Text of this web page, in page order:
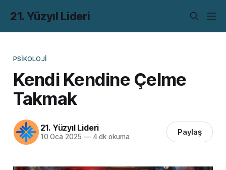
21. Yüzyıl Lideri
PSIKOLOJI
Kendi Kendine Çelme
Takmak
21. Yüzyıl Lideri
10 Oca 2025 —4 dk okuma Paylaş